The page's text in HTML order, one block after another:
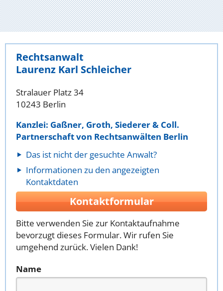
Rechtsanwalt
Laurenz Karl Schleicher
Stralauer Platz 34
10243 Berlin
Kanzlei: Gaßner, Groth, Siederer & Coll.
Partnerschaft von Rechtsanwälten Berlin
Das ist nicht der gesuchte Anwalt?
Informationen zu den angezeigten
Kontaktdaten
Kontaktformular
Bitte verwenden Sie zur Kontaktaufnahme
bevorzugt dieses Formular. Wir rufen Sie
umgehend zurück. Vielen Dank!
Name